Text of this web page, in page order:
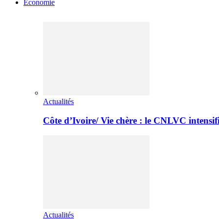
Economie
Actualités
Côte d’Ivoire/ Vie chère : le CNLVC
Actualités